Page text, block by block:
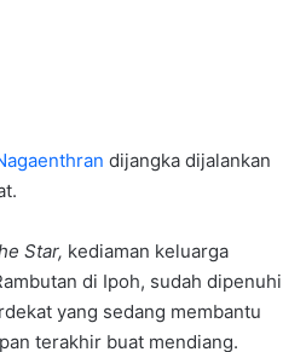
dijangka dijalankan
Star, kediaman keluarga
di Ipoh, sudah dipenuhi
yang sedang membantu
terakhir buat mendiang.